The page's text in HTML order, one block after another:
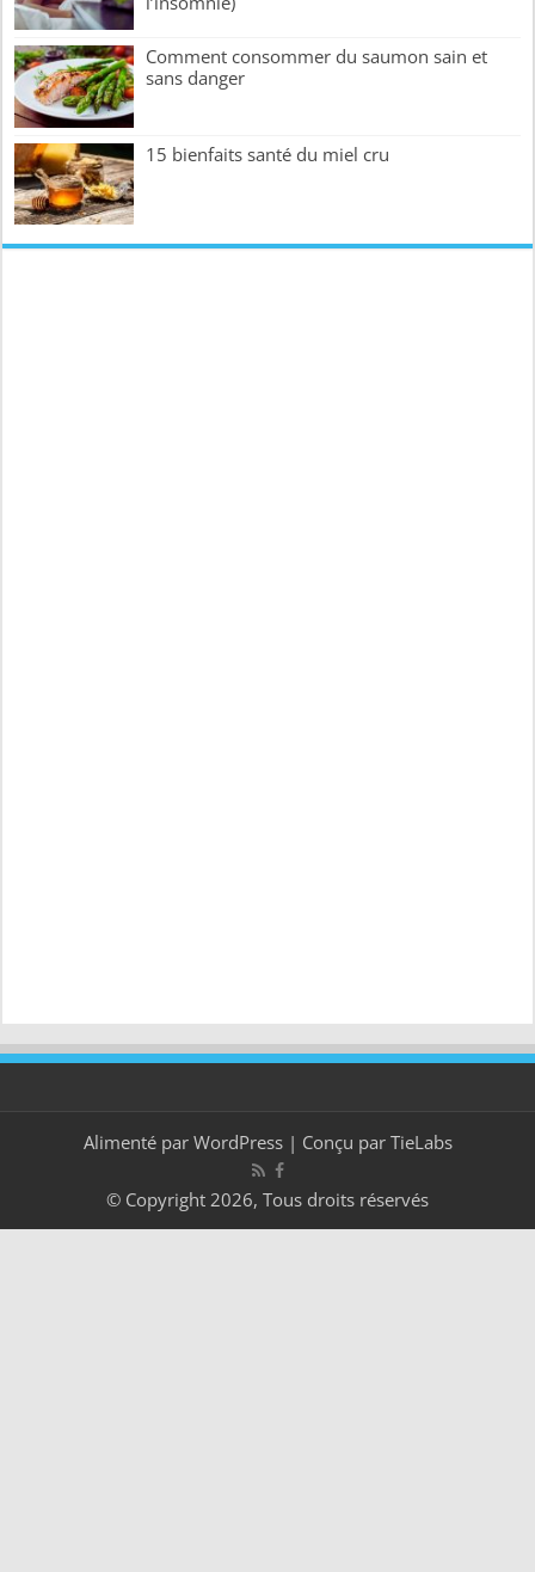
Comment consommer du saumon sain et
sans danger
15 bienfaits santé du miel cru
Alimenté par WordPress| Conçu par TieLabs
© Copyright 2026, Tous droits réservés